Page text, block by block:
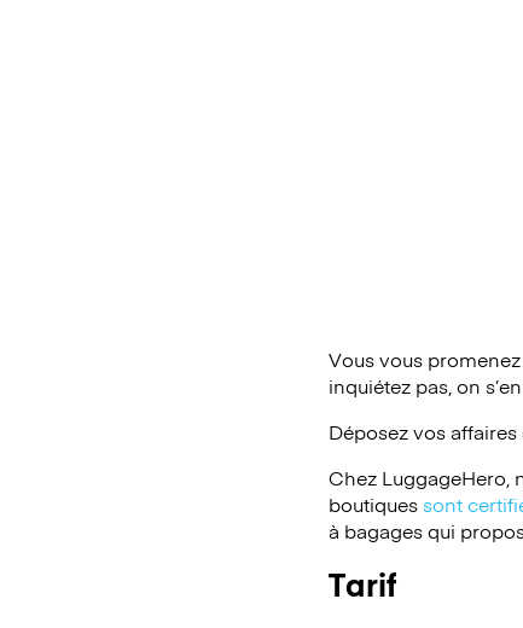
Vous vous
inquiétez pas, on
Déposez vos
Chez LuggageHero,
boutiquessont
à bagages qui
Tarif